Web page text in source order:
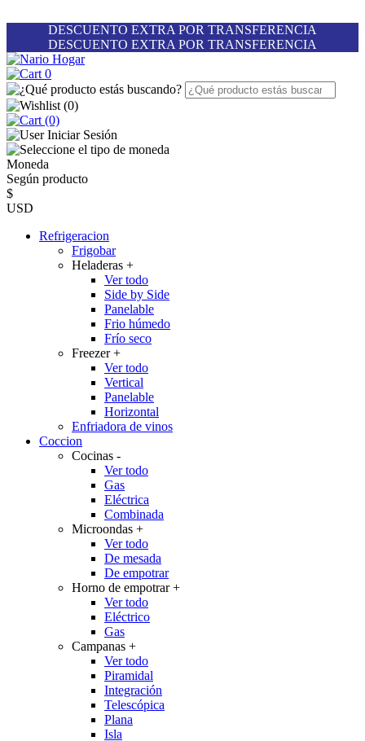
DESCUENTO EXTRA POR TRANSFERENCIA
DESCUENTO EXTRA POR TRANSFERENCIA
0
(0)
(0)
Iniciar Sesión
Moneda
Según producto
$
USD
Refrigeracion
Frigobar
Heladeras +
Ver todo
Side by Side
Panelable
Frio húmedo
Frío seco
Freezer+
Ver todo
Vertical
Panelable
Horizontal
Enfriadora de vinos
Coccion
Cocinas -
Ver todo
Gas
Eléctrica
Combinada
Microondas +
Ver todo
De mesada
De empotrar
Horno de empotrar+
Ver todo
Eléctrico
Gas
Campanas +
Ver todo
Piramidal
Integración
Telescópica
Plana
Isla